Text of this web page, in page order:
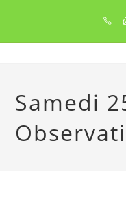
content
Samedi